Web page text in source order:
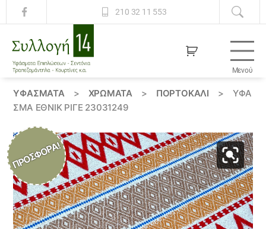
210 32 11 553
14
Μενού
ΥΦΆΣΜΑΤΑ > ΧΡΏΜΑΤΑ > ΠΟΡΤΟΚΑΛΙ >
ΎΦΑ
ΣΜΑ ΕΘΝΙΚ ΡΙΓΈ 23031249
ΠΡΟΣΦΟΡΆ!